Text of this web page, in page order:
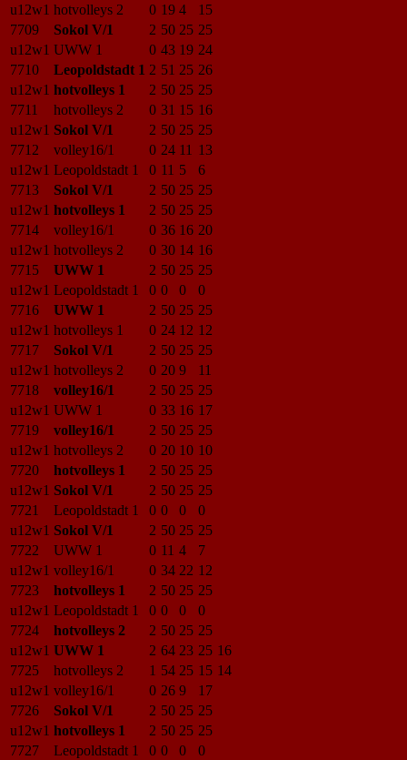
u12w1 hotvolleys 2 0 19 4
15
7709
Sokol V/1 2 50 25 25
u12w1 UWW 1 0 43 19 24
7710
Leopoldstadt 1 2 51 25 26
u12w1 hotvolleys 1 2 50 25 25
7711
hotvolleys 2 0 31 15 16
u12w1 Sokol V/1 2 50 25 25
7712
volley16/1 0 24 11 13
u12w1 Leopoldstadt 1 0 11 5
6
7713
Sokol V/1 2 50 25 25
u12w1 hotvolleys 1 2 50 25 25
7714
volley16/1 0 36 16 20
u12w1 hotvolleys 2 0 30 14 16
7715
UWW 1 2 50 25 25
u12w1 Leopoldstadt 1 0 0 0
0
7716
UWW 1 2 50 25 25
u12w1 hotvolleys 1 0 24 12 12
7717
Sokol V/1 2 50 25 25
u12w1 hotvolleys 2 0 20 9
11
7718
volley16/1 2 50 25 25
u12w1 UWW 1 0 33 16 17
7719
volley16/1 2 50 25 25
u12w1 hotvolleys 2 0 20 10 10
7720
hotvolleys 1 2 50 25 25
u12w1 Sokol V/1 2 50 25 25
7721
Leopoldstadt 1 0 0 0
0
u12w1 Sokol V/1 2 50 25 25
7722
UWW 1 0 11 4
7
u12w1 volley16/1 0 34 22 12
7723
hotvolleys 1 2 50 25 25
u12w1 Leopoldstadt 1 0 0 0
0
7724
hotvolleys 2 2 50 25 25
u12w1 UWW 1 2 64 23 25 16
7725
hotvolleys 2 1 54 25 15 14
u12w1 volley16/1 0 26 9
17
7726
Sokol V/1 2 50 25 25
u12w1 hotvolleys 1 2 50 25 25
7727
Leopoldstadt 1 0 0 0
0